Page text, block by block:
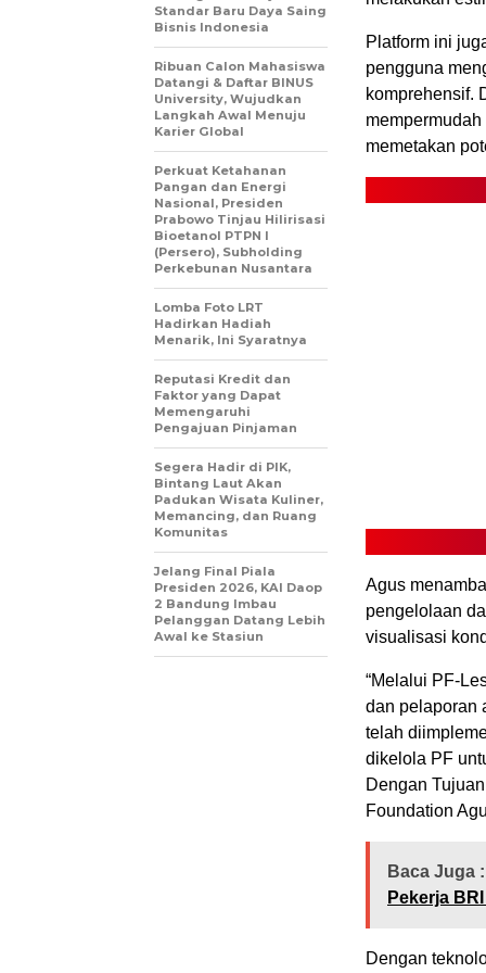
Platform ini
pengguna
komprehensif.
memetakan
Agus
pengelolaan
visualisasi
“Melalui PF-
dan pelaporan
telah
dikelola PF
Dengan
Foundation
Baca Juga :
Pekerja
Dengan
Standar Baru Daya Saing
Bisnis Indonesia
Ribuan Calon Mahasiswa
Datangi & Daftar BINUS
University, Wujudkan
Langkah Awal Menuju
Karier Global
Perkuat Ketahanan
Pangan dan Energi
Nasional, Presiden
Prabowo Tinjau Hilirisasi
Bioetanol PTPN I
(Persero), Subholding
Perkebunan Nusantara
Lomba Foto LRT
Hadirkan Hadiah
Menarik, Ini Syaratnya
Reputasi Kredit dan
Faktor yang Dapat
Memengaruhi
Pengajuan Pinjaman
Segera Hadir di PIK,
Bintang Laut Akan
Padukan Wisata Kuliner,
Memancing, dan Ruang
Komunitas
Jelang Final Piala
Presiden 2026, KAI Daop
2 Bandung Imbau
Pelanggan Datang Lebih
Awal ke Stasiun